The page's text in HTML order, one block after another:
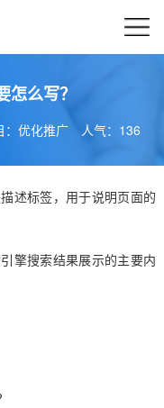
么写？
：优化推广 人气： 136
述标签，用于说明页面的
擎搜索结果展示的主要内